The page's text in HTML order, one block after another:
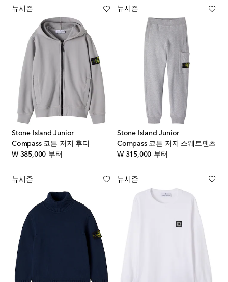
뉴시즌
Stone Island Junior
Compass 코튼 저지 후디
부터
₩ 385,000
뉴시즌
Stone Island Junior
Compass 코튼 저지 스웨트팬츠
부터
₩ 315,000
뉴시즌 뉴시즌